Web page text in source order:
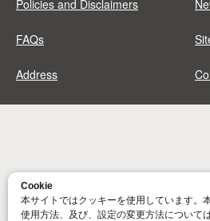
Policies and Disclaimers
FAQs
Address
Cookie
本サイトではクッキーを使用しています。
使用方法、及び、設定の変更方法について